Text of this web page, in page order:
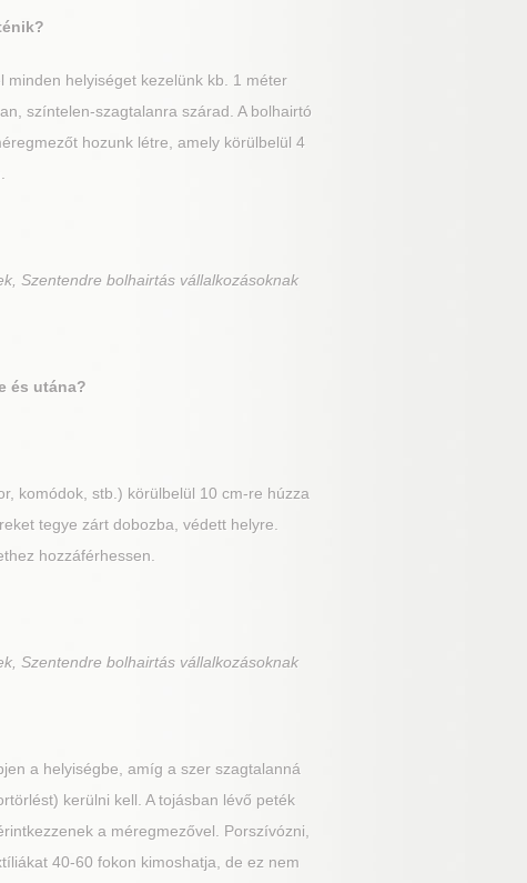
minden helyiséget kezelünk kb. 1 méter
színtelen-szagtalanra szárad. A bolhairtó
hozunk létre, amely körülbelül 4
Szentendre bolhairtás vállalkozásoknak
és utána?
komódok, stb.) körülbelül 10 cm-re húzza
tegye zárt dobozba, védett helyre.
hozzáférhessen.
Szentendre bolhairtás vállalkozásoknak
a helyiségbe, amíg a szer szagtalanná
kerülni kell. A tojásban lévő peték
a méregmezővel. Porszívózni,
40-60 fokon kimoshatja, de ez nem